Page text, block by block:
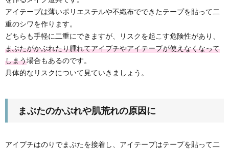
アイテープは薄いポリエステルや不織布でできたテープを貼って二
重のシワを作ります。
どちらも手軽に二重にできますが、リスクを起こす危険性があり、
まぶたがかぶれたり腫れてアイプチやアイテープが使えなくなって
しまう場合もあるのです。
具体的なリスクについて見ていきましょう。
まぶたのかぶれや肌荒れの原因に
アイプチはのりでまぶたを接着し、アイテープはテープを貼って二